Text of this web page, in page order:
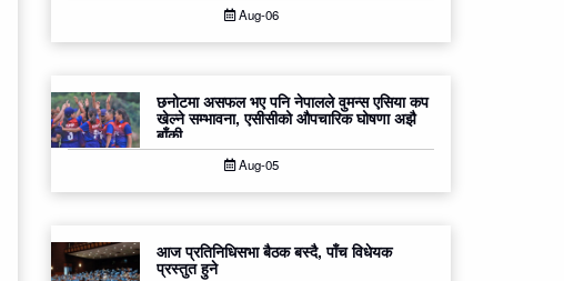
Aug-06
छनोटमा असफल भए पनि नेपालले वुमन्स एसिया कप
खेल्ने सम्भावना, एसीसीको औपचारिक घोषणा अझै
बाँकी
Aug-05
आज प्रतिनिधिसभा बैठक बस्दै, पाँच विधेयक
प्रस्तुत हुने